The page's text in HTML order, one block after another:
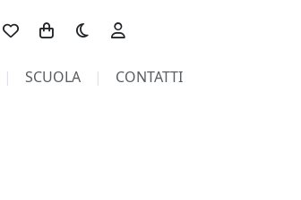
Toggle theme
SCUOLA CONTATTI